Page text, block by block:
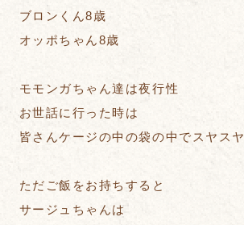
ブロンくん8歳
オッポちゃん8歳
モモンガちゃん達は夜行性
お世話に行った時は
皆さんケージの中の袋の中でスヤスヤ
ただご飯をお持ちすると
サージュちゃんは